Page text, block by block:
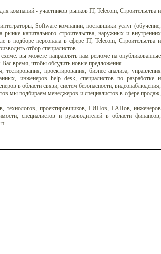
компаний - участников рынков IT, Telecom, Строительства и
Software компании, поставщики услуг (обучение,
капитального строительства, наружных и внутренних
в подборе персонала в сфере IT, Telecom, Строительства и
отбор специалистов.
вы можете направлять нам резюме на опубликованные
время, чтобы обсудить новые предложения.
проектирования, бизнес анализа, управления
инженеров help desk, специалистов по разработке и
в области связи, систем безопасности, видеонаблюдения,
мы подбираем менеджеров и специалистов в сфере продаж,
технологов, проектировщиков, ГИПов, ГАПов, инженеров
специалистов и руководителей в области финансов,